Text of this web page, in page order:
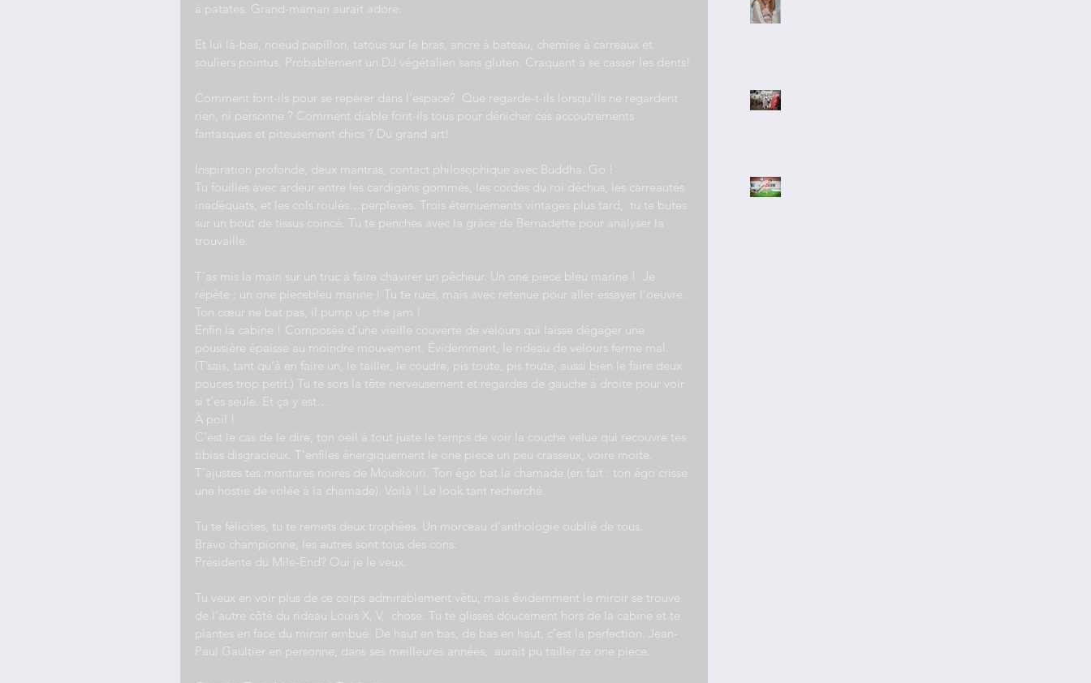
à patates. Grand-maman aurait adoré.
Et lui là-bas, noeud papillon, tatous sur le bras, ancre à bateau, chemise à carreaux et
souliers pointus. Probablement un DJ végétalien sans gluten. Craquant à se casser les dents!
Comment font-ils pour se repérer dans l’espace?  Que regarde-t-ils lorsqu’ils ne regardent
rien, ni personne ? Comment diable font-ils tous pour dénicher ces accoutrements
fantasques et piteusement chics ? Du grand art!
Inspiration profonde, deux mantras, contact philosophique avec Buddha. Go !
Tu fouilles avec ardeur entre les cardigans gommés, les cordes du roi déchus, les carreautés
inadéquats, et les cols roulés…perplexes. Trois éternuements vintages plus tard,  tu te butes
sur un bout de tissus coincé. Tu te penches avec la grâce de Bernadette pour analyser la
trouvaille.
T’as mis la main sur un truc à faire chavirer un pêcheur. Un one piece bleu marine !  Je
répète : un one piecebleu marine ! Tu te rues, mais avec retenue pour aller essayer l’oeuvre.
Ton cœur ne bat pas, il pump up the jam !
Enfin la cabine ! Composée d’une vieille couverte de velours qui laisse dégager une
poussière épaisse au moindre mouvement. Évidemment, le rideau de velours ferme mal.
(T’sais, tant qu’à en faire un, le tailler, le coudre, pis toute, pis toute, aussi bien le faire deux
pouces trop petit.) Tu te sors la tête nerveusement et regardes de gauche à droite pour voir
si t’es seule. Et ça y est…
À poil !
C’est le cas de le dire, ton oeil à tout juste le temps de voir la couche velue qui recouvre tes
tibias disgracieux. T’enfiles énergiquement le one piece un peu crasseux, voire moite.
T’ajustes tes montures noires de Mouskouri. Ton égo bat la chamade (en fait : ton égo crisse
une hostie de volée à la chamade). Voilà ! Le look tant recherché.
Tu te félicites, tu te remets deux trophées. Un morceau d’anthologie oublié de tous.
Bravo championne, les autres sont tous des cons.
Présidente du Mile-End? Oui je le veux.
Tu veux en voir plus de ce corps admirablement vêtu, mais évidemment le miroir se trouve
de l’autre côté du rideau Louis X, V,  chose. Tu te glisses doucement hors de la cabine et te
plantes en face du miroir embué. De haut en bas, de bas en haut, c’est la perfection. Jean-
Paul Gaultier en personne, dans ses meilleures années,  aurait pu tailler ze one piece.